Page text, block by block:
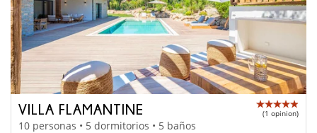
VILLA FLAMANTINE (1 opinion)
10 personas • 5 dormitorios • 5 baños